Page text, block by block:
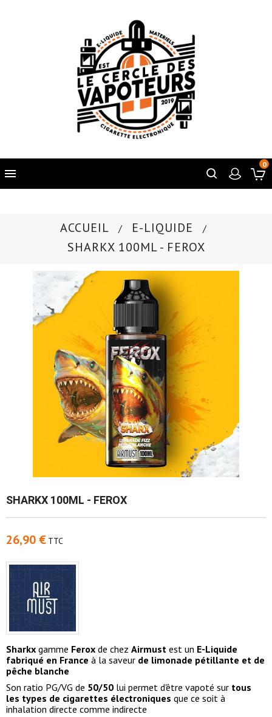

0
ACCUEIL
E-LIQUIDE
SHARKX 100ML - FEROX
SHARKX 100ML - FEROX
26,90 € TTC
Sharkx gamme Ferox de chez Airmust est un E-Liquide
fabriqué en France à la saveur de limonade pétillante et de
pêche blanche
Son ratio PG/VG de 50/50 lui permet d'être vapoté sur tous
les types de cigarettes électroniques que ce soit à
inhalation directe comme indirecte